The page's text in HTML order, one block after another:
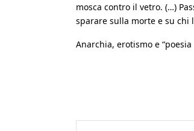
mosca contro il vetro. (…)
sparare sulla morte e su chi
Anarchia, erotismo e